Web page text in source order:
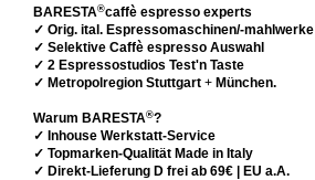
BARESTA®caffè espresso experts
✓ Orig. ital. Espressomaschinen/-mahlwerke
✓ Selektive Caffè espresso Auswahl
✓ 2 Espressostudios Test'n Taste
✓ Metropolregion Stuttgart + München.
Warum BARESTA®?
✓ Inhouse Werkstatt-Service
✓ Topmarken-Qualität Made in Italy
✓ Direkt-Lieferung D frei ab 69€ | EU a.A.